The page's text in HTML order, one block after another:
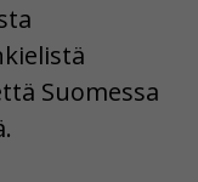
Suomessa